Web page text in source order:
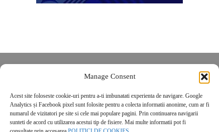
Manage Consent
Acest site foloseste cookie-uri pentru a-ti imbunatati experienta de navigare. Google
Analytics și Facebook pixel sunt folosite pentru a colecta informatii anonime, cum ar fi
numarul de vizitatori pe site si cele mai populare pagini. Prin continuarea navigarii
sunteti de acord cu utilizarea acestui tip de fisiere. Mai multe informatii pot fi
POLITICĂ DE CONFIDENȚIALITATE
Politica de cookies